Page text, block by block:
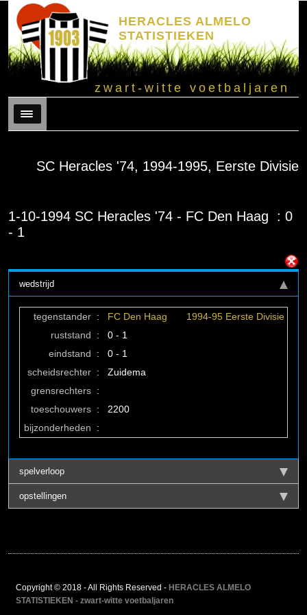
HERACLES ALMELO
STATISTIEKEN
zwart-witte voetbaljaren
Menu
SC Heracles '74, 1994-1995, Eerste Divisie
1-10-1994 SC Heracles '74 - FC Den Haag : 0
- 1
wedstrijd
tegenstander : FC Den Haag
1994-95 Eerste Divisie
ruststand
:
0 - 1
eindstand
:
0 - 1
scheidsrechter :
Zuidema
grensrechters :
toeschouwers :
2200
bijzonderheden
:
spelverloop
opstellingen
Copyright © 2018 - All Rights Reserved - HERACLES ALMELO
STATISTIEKEN - zwart-witte voetbaljaren